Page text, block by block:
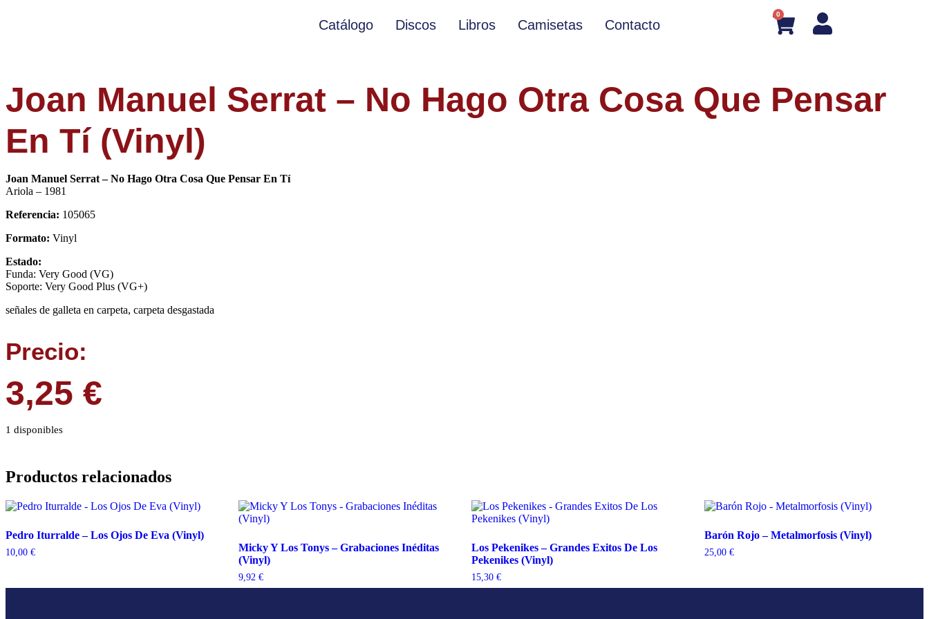
Catálogo Discos Libros Camisetas Contacto
0
Joan Manuel Serrat – No Hago Otra Cosa Que Pensar
En Tí (Vinyl)
Joan Manuel Serrat – No Hago Otra Cosa Que Pensar En Tí
Ariola – 1981
Referencia: 105065
Formato: Vinyl
Estado:
Funda: Very Good (VG)
Soporte: Very Good Plus (VG+)
señales de galleta en carpeta, carpeta desgastada
Precio:
3,25 €
1 disponibles
Productos relacionados
Pedro Iturralde – Los Ojos De Eva (Vinyl)
10,00 €
Micky Y Los Tonys – Grabaciones Inéditas
(Vinyl)
9,92 €
Los Pekenikes – Grandes Exitos De Los
Pekenikes (Vinyl)
15,30 €
Barón Rojo – Metalmorfosis (Vinyl)
25,00 €